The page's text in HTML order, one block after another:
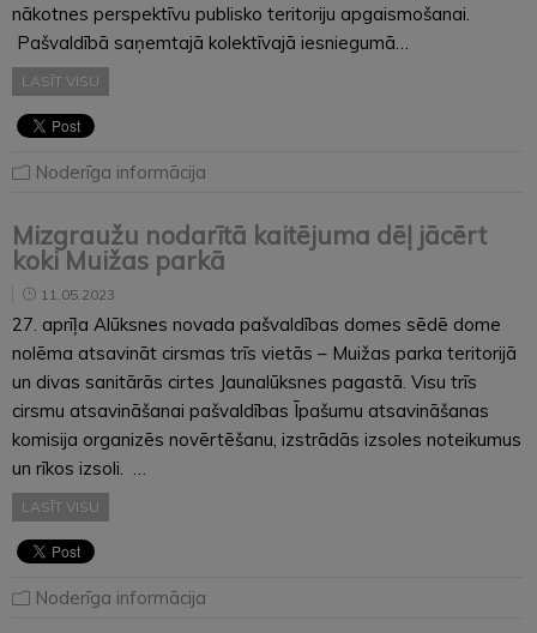
nākotnes perspektīvu publisko teritoriju apgaismošanai.
Pašvaldībā saņemtajā kolektīvajā iesniegumā…
LASĪT VISU
Noderīga informācija
Mizgraužu nodarītā kaitējuma dēļ jācērt
koki Muižas parkā
11.05.2023
27. aprīļa Alūksnes novada pašvaldības domes sēdē dome
nolēma atsavināt cirsmas trīs vietās – Muižas parka teritorijā
un divas sanitārās cirtes Jaunalūksnes pagastā. Visu trīs
cirsmu atsavināšanai pašvaldības Īpašumu atsavināšanas
komisija organizēs novērtēšanu, izstrādās izsoles noteikumus
un rīkos izsoli. …
LASĪT VISU
Noderīga informācija